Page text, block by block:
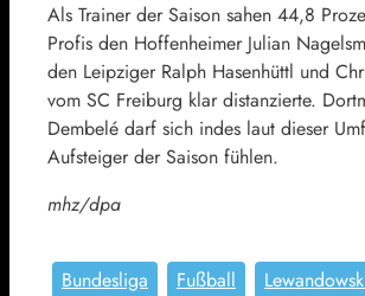
Als Trainer der Saison sahen 44,8
Profis den Hoffenheimer Julian
den Leipziger Ralph Hasenhüttl und
vom SC Freiburg klar distanzierte.
Dembelé darf sich indes laut dieser
Aufsteiger der Saison fühlen.
mhz/dpa
Bundesliga Fußball